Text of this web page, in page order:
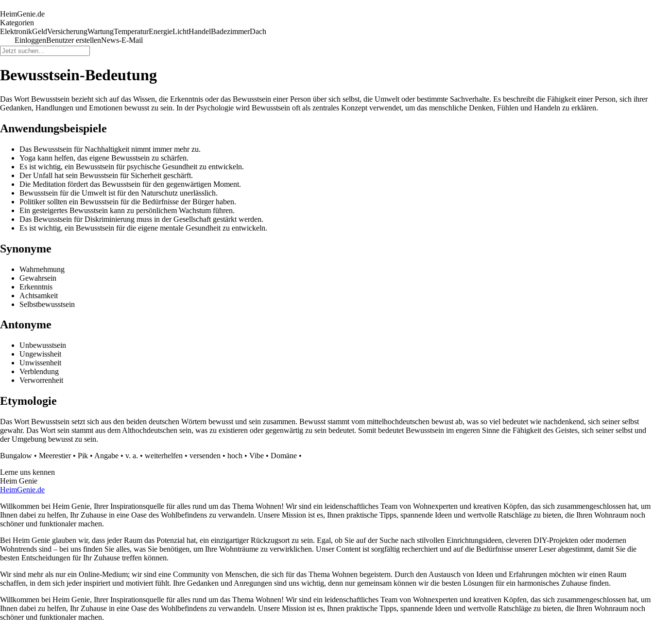
HeimGenie.de
Kategorien
ElektronikGeldVersicherungWartungTemperaturEnergieLichtHandelBadezimmerDach
EinloggenBenutzer erstellenNews-E-Mail
Bewusstsein-Bedeutung
Das Wort Bewusstsein bezieht sich auf das Wissen, die Erkenntnis oder das Bewusstsein einer Person über sich selbst, die Umwelt oder bestimmte Sachverhalte. Es beschreibt die Fähigkeit einer Person, sich ihrer
Gedanken, Handlungen und Emotionen bewusst zu sein. In der Psychologie wird Bewusstsein oft als zentrales Konzept verwendet, um das menschliche Denken, Fühlen und Handeln zu erklären.
Anwendungsbeispiele
Das Bewusstsein für Nachhaltigkeit nimmt immer mehr zu.
Yoga kann helfen, das eigene Bewusstsein zu schärfen.
Es ist wichtig, ein Bewusstsein für psychische Gesundheit zu entwickeln.
Der Unfall hat sein Bewusstsein für Sicherheit geschärft.
Die Meditation fördert das Bewusstsein für den gegenwärtigen Moment.
Bewusstsein für die Umwelt ist für den Naturschutz unerlässlich.
Politiker sollten ein Bewusstsein für die Bedürfnisse der Bürger haben.
Ein gesteigertes Bewusstsein kann zu persönlichem Wachstum führen.
Das Bewusstsein für Diskriminierung muss in der Gesellschaft gestärkt werden.
Es ist wichtig, ein Bewusstsein für die eigene mentale Gesundheit zu entwickeln.
Synonyme
Wahrnehmung
Gewahrsein
Erkenntnis
Achtsamkeit
Selbstbewusstsein
Antonyme
Unbewusstsein
Ungewissheit
Unwissenheit
Verblendung
Verworrenheit
Etymologie
Das Wort Bewusstsein setzt sich aus den beiden deutschen Wörtern bewusst und sein zusammen. Bewusst stammt vom mittelhochdeutschen bewust ab, was so viel bedeutet wie nachdenkend, sich seiner selbst
gewahr. Das Wort sein stammt aus dem Althochdeutschen sein, was zu existieren oder gegenwärtig zu sein bedeutet. Somit bedeutet Bewusstsein im engeren Sinne die Fähigkeit des Geistes, sich seiner selbst und
der Umgebung bewusst zu sein.
Bungalow • Meerestier• Pik • Angabe • v. a. • weiterhelfen • versenden • hoch • Vibe • Domäne •
Lerne uns kennen
Heim Genie
HeimGenie.de
Willkommen bei Heim Genie, Ihrer Inspirationsquelle für alles rund um das Thema Wohnen! Wir sind ein leidenschaftliches Team von Wohnexperten und kreativen Köpfen, das sich zusammengeschlossen hat, um
Ihnen dabei zu helfen, Ihr Zuhause in eine Oase des Wohlbefindens zu verwandeln. Unsere Mission ist es, Ihnen praktische Tipps, spannende Ideen und wertvolle Ratschläge zu bieten, die Ihren Wohnraum noch
schöner und funktionaler machen.
Bei Heim Genie glauben wir, dass jeder Raum das Potenzial hat, ein einzigartiger Rückzugsort zu sein. Egal, ob Sie auf der Suche nach stilvollen Einrichtungsideen, cleveren DIY-Projekten oder modernen
Wohntrends sind – bei uns finden Sie alles, was Sie benötigen, um Ihre Wohnträume zu verwirklichen. Unser Content ist sorgfältig recherchiert und auf die Bedürfnisse unserer Leser abgestimmt, damit Sie die
besten Entscheidungen für Ihr Zuhause treffen können.
Wir sind mehr als nur ein Online-Medium; wir sind eine Community von Menschen, die sich für das Thema Wohnen begeistern. Durch den Austausch von Ideen und Erfahrungen möchten wir einen Raum
schaffen, in dem sich jeder inspiriert und motiviert fühlt. Ihre Gedanken und Anregungen sind uns wichtig, denn nur gemeinsam können wir die besten Lösungen für ein harmonisches Zuhause finden.
Willkommen bei Heim Genie, Ihrer Inspirationsquelle für alles rund um das Thema Wohnen! Wir sind ein leidenschaftliches Team von Wohnexperten und kreativen Köpfen, das sich zusammengeschlossen hat, um
Ihnen dabei zu helfen, Ihr Zuhause in eine Oase des Wohlbefindens zu verwandeln. Unsere Mission ist es, Ihnen praktische Tipps, spannende Ideen und wertvolle Ratschläge zu bieten, die Ihren Wohnraum noch
schöner und funktionaler machen.